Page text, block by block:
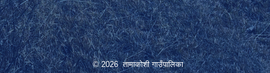
© 2026 तामाकोशी गाउँपालिका